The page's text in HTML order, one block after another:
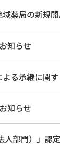
域薬局の新
知らせ
よる承継に
知らせ
人部門）」